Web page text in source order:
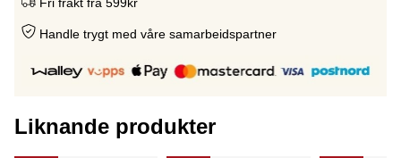
Handle trygt med våre samarbeidspartner
Liknande produkter